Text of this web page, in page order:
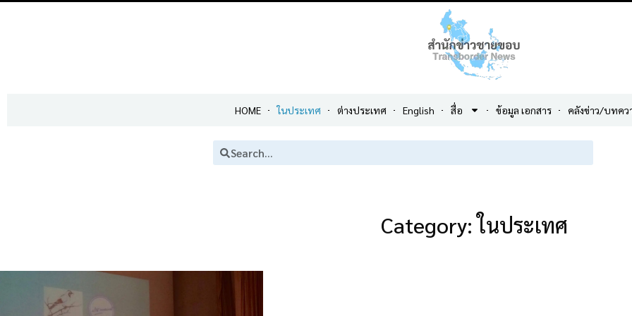
HOME ในประเทศ ต่างประเทศ English สื่อ ข้อมูล เอกสาร คลังข่าว/บทคว
Category: ในประเทศ